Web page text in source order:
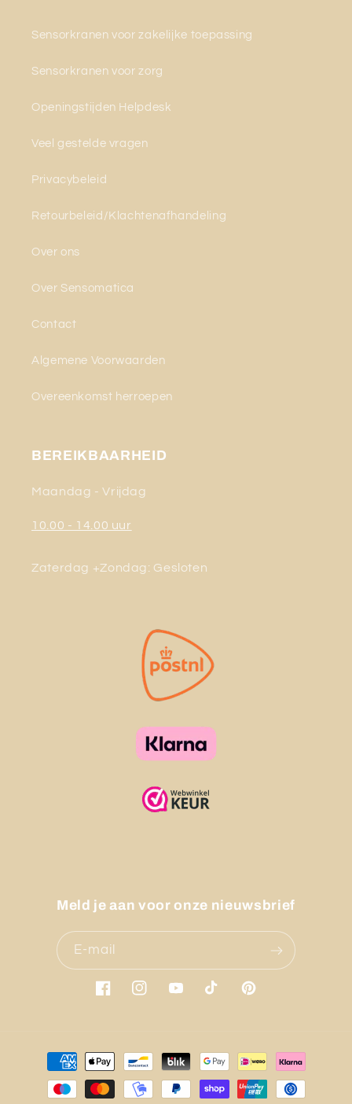
Sensorkranen voor zakelijke toepassing
Sensorkranen voor zorg
Openingstijden Helpdesk
Veel gestelde vragen
Privacybeleid
Retourbeleid/Klachtenafhandeling
Over ons
Over Sensomatica
Contact
Algemene Voorwaarden
Overeenkomst herroepen
BEREIKBAARHEID
Maandag - Vrijdag
10.00 - 14.00 uur
Zaterdag +Zondag: Gesloten
Meld je aan voor onze nieuwsbrief
E‑mail
FacebookInstagramYouTubeTikTok Pinterest
Betaalmethoden